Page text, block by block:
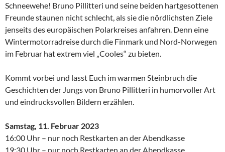
Schneewehe! Bruno Pillitteri und seine beiden hartgesottenen
Freunde staunen nicht schlecht, als sie die nördlichsten Ziele
jenseits des europäischen Polarkreises anfahren. Denn eine
Wintermotorradreise durch die Finmark und Nord-Norwegen
im Februar hat extrem viel „Cooles“ zu bieten.
Kommt vorbei und lasst Euch im warmen Steinbruch die
Geschichten der Jungs von Bruno Pillitteri in humorvoller Art
und eindrucksvollen Bildern erzählen.
Samstag, 11. Februar 2023
16:00 Uhr – nur noch Restkarten an der Abendkasse
19:30 Uhr – nur noch Restkarten an der Abendkasse